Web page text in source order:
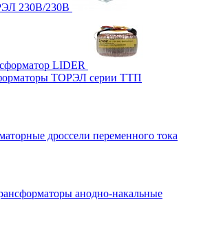
230В/230В
LIDER
ТОРЭЛ серии ТТП
дроссели переменного тока
анодно-накальные